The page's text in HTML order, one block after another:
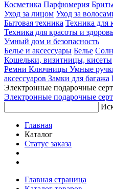
Косметика Парфюмерия
Уход за лицом Уход за
Бытовая техника Техника для
Техника для красоты и
Умный дом и безопасность
Белье и аксессуары Белье
Кошельки, визитницы, кисеты
Ремни Ключницы Умные
аксессуаров Замки для багажа
Электронные подарочные
Электронные подарочные
Главная
Каталог
Статус заказа
Главная страница